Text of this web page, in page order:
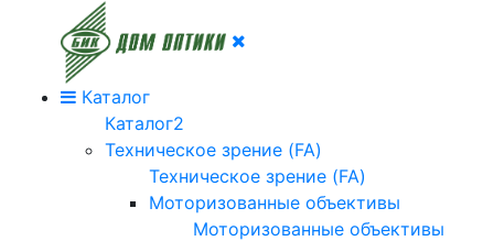
Каталог
Каталог2
Техническое зрение (FA)
Техническое зрение (FA)
Моторизованные объективы
Моторизованные объективы